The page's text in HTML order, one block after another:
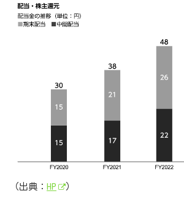
（出典： HP ）